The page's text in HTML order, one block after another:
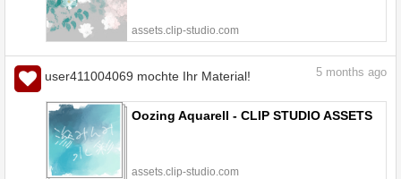
assets.clip-studio.com
user411004069 mochte Ihr Material! 5 months ago
Oozing Aquarell - CLIP STUDIO ASSETS
assets.clip-studio.com